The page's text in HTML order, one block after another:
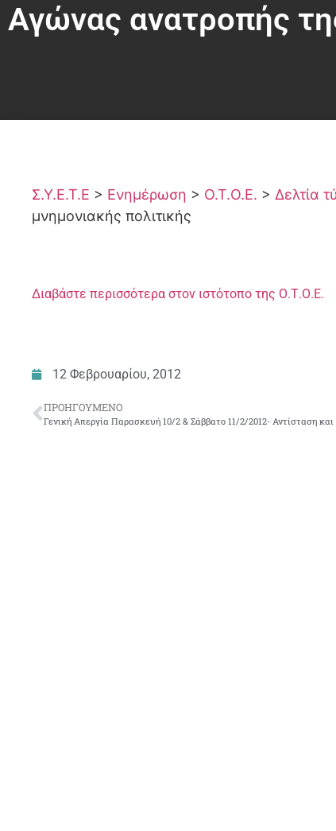
Αγώνας ανατροπής
Σ.Υ.Ε.Τ.Ε > Ενημέρωση > Ο.Τ.Ο.Ε. > Δελτία
μνημονιακής πολιτικής
Διαβάστε περισσότερα στον ιστότοπο της Ο.Τ.Ο.Ε.
12 Φεβρουαρίου, 2012
ΠΡΟΗΓΟΎΜΕΝΟ